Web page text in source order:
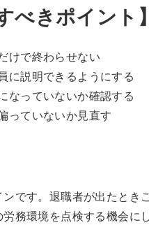
べきポイント
けで終わらせない
に説明できるようにする
なっていないか確認する
っていないか見直す
です。退職者が出たとき
務環境を点検する機会に